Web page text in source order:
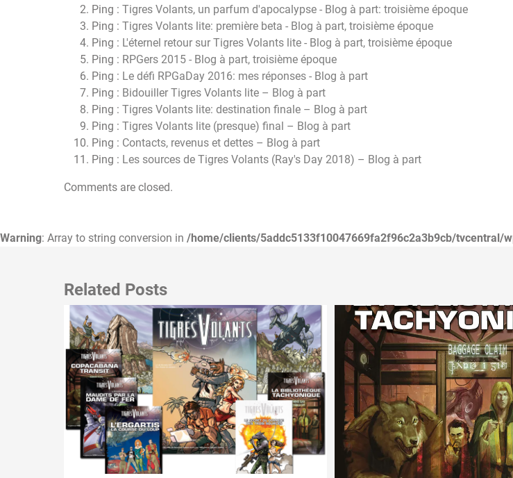
Ping : Tigres Volants, un parfum d'apocalypse - Blog à part: troisième époque
Ping : Tigres Volants lite: première beta - Blog à part, troisième époque
Ping : L'éternel retour sur Tigres Volants lite - Blog à part, troisième époque
Ping : RPGers 2015 - Blog à part, troisième époque
Ping : Le défi RPGaDay 2016: mes réponses - Blog à part
Ping : Bidouiller Tigres Volants lite – Blog à part
Ping : Tigres Volants lite: destination finale – Blog à part
Ping : Tigres Volants lite (presque) final – Blog à part
Ping : Contacts, revenus et dettes – Blog à part
Ping : Les sources de Tigres Volants (Ray's Day 2018) – Blog à part
Comments are closed.
Warning: Array to string conversion in /home/clients/5addc5133f10047669fa2f96c2a3b9cb/tvcentral/
Related Posts